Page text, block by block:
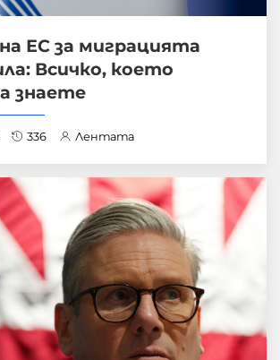
ЕС за миграцията
Всичко, което
знаете
336 Лентата